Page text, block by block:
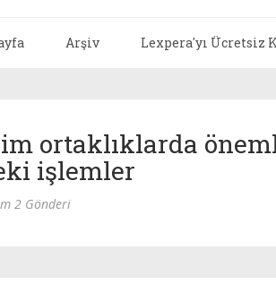
Arşiv Lexpera'yı Ücretsiz
ortaklıklarda
işlemler
2 Gönderi